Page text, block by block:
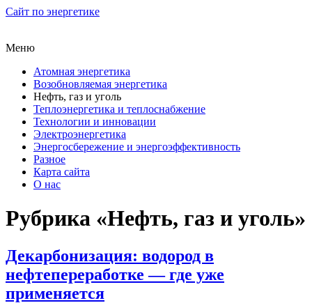
Сайт по энергетике
Меню
Атомная энергетика
Возобновляемая энергетика
Нефть, газ и уголь
Теплоэнергетика и теплоснабжение
Технологии и инновации
Электроэнергетика
Энергосбережение и энергоэффективность
Разное
Карта сайта
О нас
Рубрика «Нефть, газ и уголь»
Декарбонизация: водород в
нефтепереработке — где уже
применяется